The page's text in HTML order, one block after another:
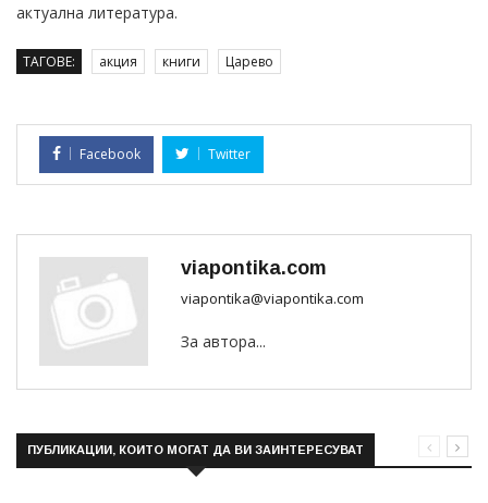
актуална литература.
ТАГОВЕ: акция книги Царево
Facebook Twitter
viapontika.com
viapontika@viapontika.com
За автора...
ПУБЛИКАЦИИ, КОИТО МОГАТ ДА ВИ ЗАИНТЕРЕСУВАТ